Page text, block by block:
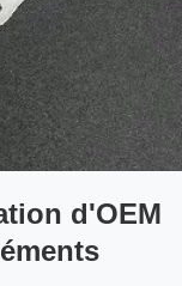
d'OEM